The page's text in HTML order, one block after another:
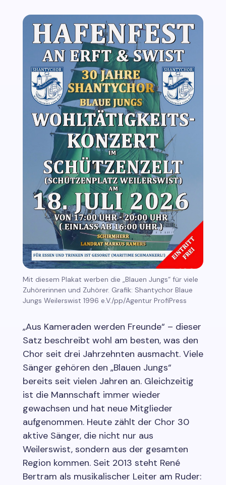
Mit diesem Plakat werben die „Blauen Jungs“ für viele
Zuhörerinnen und Zuhörer. Grafik: Shantychor Blaue
Jungs Weilerswist 1996 e.V./pp/Agentur ProfiPress
„Aus Kameraden werden Freunde“ – dieser
Satz beschreibt wohl am besten, was den
Chor seit drei Jahrzehnten ausmacht. Viele
Sänger gehören den „Blauen Jungs“
bereits seit vielen Jahren an. Gleichzeitig
ist die Mannschaft immer wieder
gewachsen und hat neue Mitglieder
aufgenommen. Heute zählt der Chor 30
aktive Sänger, die nicht nur aus
Weilerswist, sondern aus der gesamten
Region kommen. Seit 2013 steht René
Bertram als musikalischer Leiter am Ruder: